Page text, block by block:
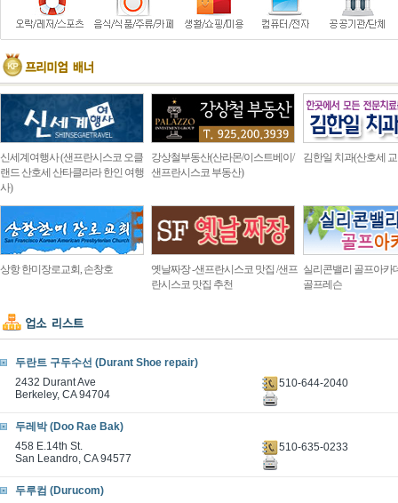
신세계여행사 (샌프란시스코 오클
랜드 산호세 산타클라라 한인 여행
사)
강상철부동산(산라몬/이스트베이/
샌프란시스코 부동산)
김한일 치과(산호세
상항 한미장로교회, 손창호
옛날짜장 -샌프란시스코 맛집 /샌프
란시스코 맛집 추천
실리콘밸리 골프아카
골프레슨
두란트 구두수선 (Durant Shoe repair)
2432 Durant Ave
Berkeley, CA 94704
510-644-2040
두레박 (Doo Rae Bak)
458 E.14th St.
San Leandro, CA 94577
510-635-0233
두루컴 (Durucom)